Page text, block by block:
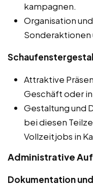
kampagnen.
Organisation
Sonderaktionen
Attraktive
Geschäft oder
Gestaltung und
bei diesen
Vollzeitjobs in
Administrative
Dokumentation